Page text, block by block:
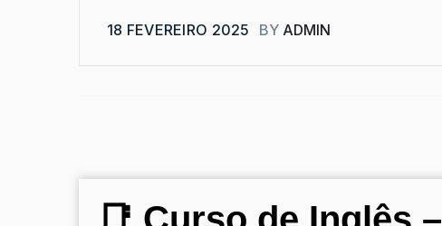
BY ADMIN
18 FEVEREIRO 2025